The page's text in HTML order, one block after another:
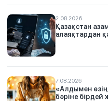
2.08.2026
Қазақстан
алаяқтардан
7.08.2026
«Алдымен
бәріне бірдей